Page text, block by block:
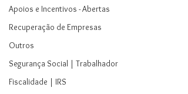
Apoios e Incentivos - Abertas
Recuperação de Empresas
Outros
Segurança Social | Trabalhador
Fiscalidade | IRS